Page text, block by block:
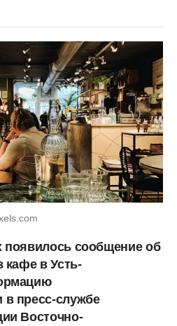
появилось сообщение об
кафе в Усть-
в пресс-службе
Восточно-